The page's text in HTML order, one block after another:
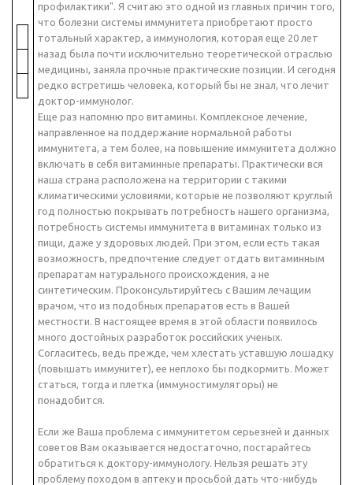
профилактики". Я считаю это одной из главных причин того,
что болезни системы иммунитета приобретают просто
тотальный характер, а иммунология, которая еще 20 лет
назад была почти исключительно теоретической отраслью
медицины, заняла прочные практические позиции. И сегодня
редко встретишь человека, который бы не знал, что лечит
доктор-иммунолог.
Еще раз напомню про витамины. Комплексное лечение,
направленное на поддержание нормальной работы
иммунитета, а тем более, на повышение иммунитета должно
включать в себя витаминные препараты. Практически вся
наша страна расположена на территории с такими
климатическими условиями, которые не позволяют круглый
год полностью покрывать потребность нашего организма,
потребность системы иммунитета в витаминах только из
пищи, даже у здоровых людей. При этом, если есть такая
возможность, предпочтение следует отдать витаминным
препаратам натурального происхождения, а не
синтетическим. Проконсультируйтесь с Вашим лечащим
врачом, что из подобных препаратов есть в Вашей
местности. В настоящее время в этой области появилось
много достойных разработок российских ученых.
Согласитесь, ведь прежде, чем хлестать уставшую лошадку
(повышать иммунитет), ее неплохо бы подкормить. Может
статься, тогда и плетка (иммуностимуляторы) не
понадобится.
Если же Ваша проблема с иммунитетом серьезней и данных
советов Вам оказывается недостаточно, постарайтесь
обратиться к доктору-иммунологу. Нельзя решать эту
проблему походом в аптеку и просьбой дать что-нибудь